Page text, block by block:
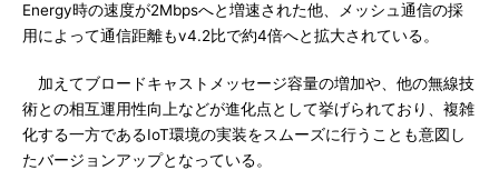
Energy時の速度が2Mbpsへと増速された他、メッシュ通信の採
用によって通信距離もv4.2比で約4倍へと拡大されている。
加えてブロードキャストメッセージ容量の増加や、他の無線技
術との相互運用性向上などが進化点として挙げられており、複雑
化する一方であるIoT環境の実装をスムーズに行うことも意図し
たバージョンアップとなっている。